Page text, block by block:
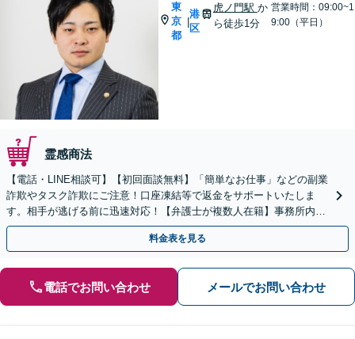
東
京
都
|
港
区
虎ノ門駅 か
ら徒歩1分
営業時間：09:00~1
9:00（平日）
霊感商法
【電話・LINE相談可】【初回面談無料】「簡単なお仕事」などの副業
詐欺やタスク詐欺にご注意！口座凍結等で返金をサポートいたしま
す。相手が逃げる前に迅速対応！【弁護士が複数人在籍】事務所内で
連携し問題解決へ【休日・夜間面談可】【虎ノ門駅1分】
料金表を見る
電話でお問い合わせ メールでお問い合わせ